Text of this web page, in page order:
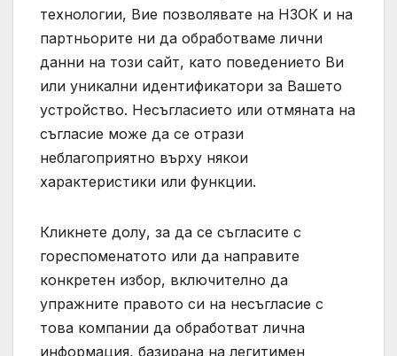
технологии, Вие позволявате на НЗОК и на
партньорите ни да обработваме лични
данни на този сайт, като поведението Ви
или уникални идентификатори за Вашето
устройство. Несъгласието или отмяната на
съгласие може да се отрази
неблагоприятно върху някои
характеристики или функции.
Кликнете долу, за да се съгласите с
гореспоменатото или да направите
конкретен избор, включително да
упражните правото си на несъгласие с
това компании да обработват лична
информация, базирана на легитимен